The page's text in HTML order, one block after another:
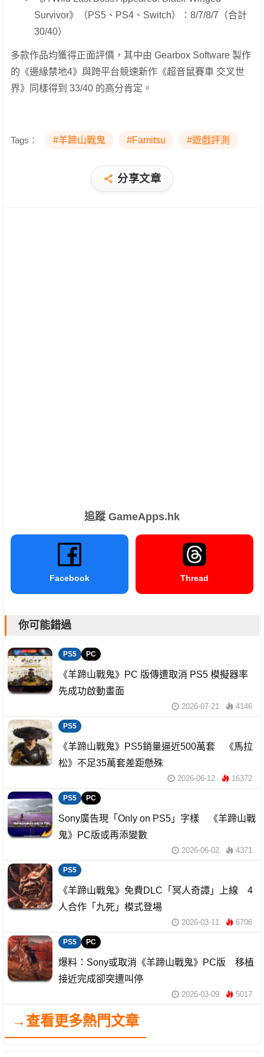
Survivor》（PS5、PS4、Switch）：8/7/8/7（合計
30/40）
多款作品均獲得正面評價，其中由 Gearbox Software 製作
的《邊緣禁地4》與跨平台競速新作《超音鼠賽車 交叉世
界》同樣得到 33/40 的高分肯定。
Tags： #羊蹄山戰鬼 #Famitsu #遊戲評測
分享文章
追蹤 GameApps.hk
Facebook Thread
你可能錯過
PS5 PC
《羊蹄山戰鬼》PC 版傳遭取消 PS5 模擬器率
先成功啟動畫面
2026-07-21 4146
PS5
《羊蹄山戰鬼》PS5銷量逼近500萬套 《馬拉
松》不足35萬套差距懸殊
2026-06-12 16372
PS5 PC
Sony廣告現「Only on PS5」字樣 《羊蹄山戰
鬼》PC版或再添變數
2026-06-02 4371
PS5
《羊蹄山戰鬼》免費DLC「冥人奇譚」上線 4
人合作「九死」模式登場
2026-03-11 6706
PS5 PC
爆料：Sony或取消《羊蹄山戰鬼》PC版 移植
接近完成卻突遭叫停
2026-03-09 5017
→查看更多熱門文章